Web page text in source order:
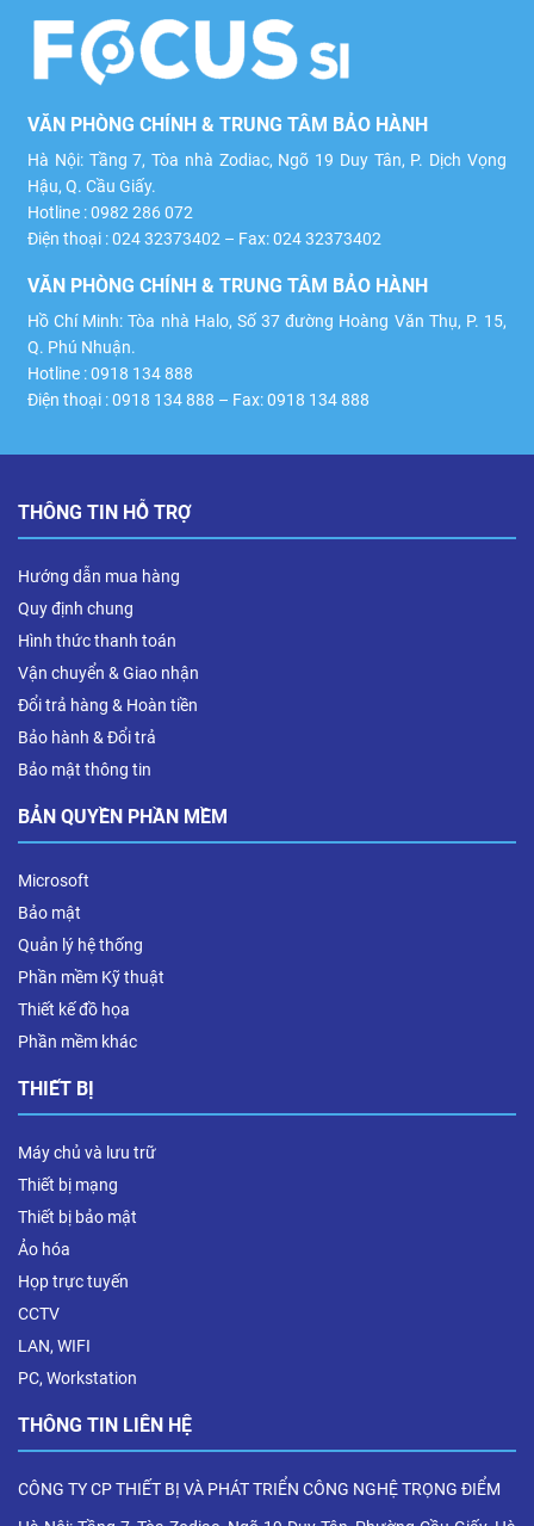
VĂN PHÒNG CHÍNH & TRUNG TÂM BẢO HÀNH
Hà Nội: Tầng 7, Tòa nhà Zodiac, Ngõ 19 Duy Tân, P. Dịch Vọng
Hậu, Q. Cầu Giấy.
Hotline : 0982 286 072
Điện thoại : 024 32373402 – Fax: 024 32373402
VĂN PHÒNG CHÍNH & TRUNG TÂM BẢO HÀNH
Hồ Chí Minh: Tòa nhà Halo, Số 37 đường Hoàng Văn Thụ, P. 15,
Q. Phú Nhuận.
Hotline : 0918 134 888
Điện thoại : 0918 134 888 – Fax: 0918 134 888
THÔNG TIN HỖ TRỢ
Hướng dẫn mua hàng
Quy định chung
Hình thức thanh toán
Vận chuyển & Giao nhận
Đổi trả hàng & Hoàn tiền
Bảo hành & Đổi trả
Bảo mật thông tin
BẢN QUYỀN PHẦN MỀM
Microsoft
Bảo mật
Quản lý hệ thống
Phần mềm Kỹ thuật
Thiết kế đồ họa
Phần mềm khác
THIẾT BỊ
Máy chủ và lưu trữ
Thiết bị mạng
Thiết bị bảo mật
Ảo hóa
Họp trực tuyến
CCTV
LAN, WIFI
PC, Workstation
THÔNG TIN LIÊN HỆ
CÔNG TY CP THIẾT BỊ VÀ PHÁT TRIỂN CÔNG NGHỆ TRỌNG ĐIỂM